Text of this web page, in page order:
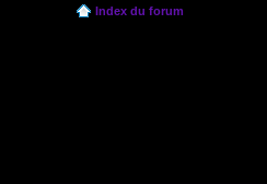
Index du forum